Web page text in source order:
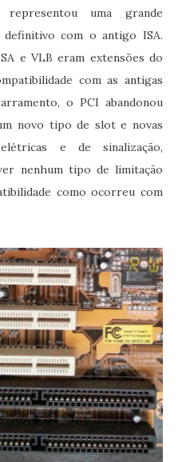
representou uma grande
com o antigo ISA.
e VLB eram extensões do
com as antigas
o PCI abandonou
novo tipo de slot e novas
elétricas e de sinalização,
nenhum tipo de limitação
como ocorreu com